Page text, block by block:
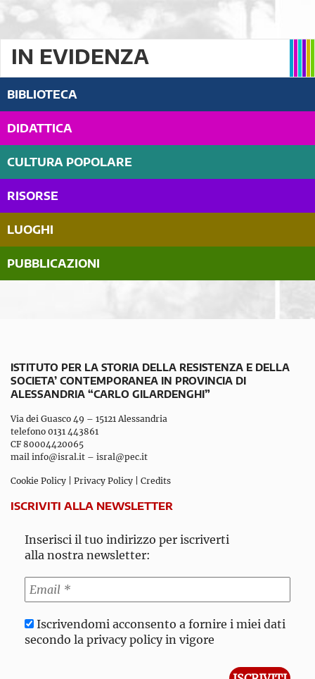
IN EVIDENZA
BIBLIOTECA
DIDATTICA
CULTURA POPOLARE
RISORSE
LUOGHI
PUBBLICAZIONI
ISTITUTO PER LA STORIA DELLA RESISTENZA E DELLA
SOCIETA’ CONTEMPORANEA IN PROVINCIA DI
ALESSANDRIA “CARLO GILARDENGHI”
Via dei Guasco 49 – 15121 Alessandria
telefono 0131 443861
CF 80004420065
mail info@isral.it – isral@pec.it
Cookie Policy Privacy Policy Credits
ISCRIVITI ALLA NEWSLETTER
Inserisci il tuo indirizzo per iscriverti
alla nostra newsletter:
Iscrivendomi acconsento a fornire i miei dati
secondo la privacy policy in vigore